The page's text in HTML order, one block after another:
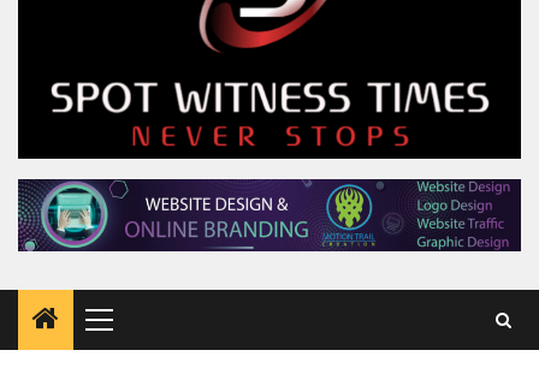
Primary
Menu